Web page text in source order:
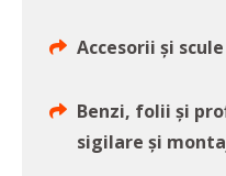
Accesorii şi
Benzi, folii şi
sigilare şi